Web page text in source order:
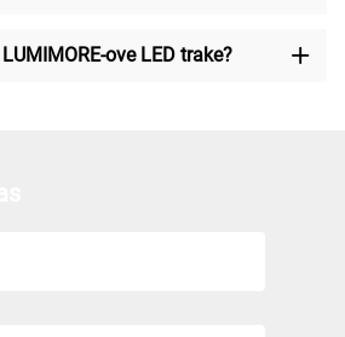
ove LED trake?